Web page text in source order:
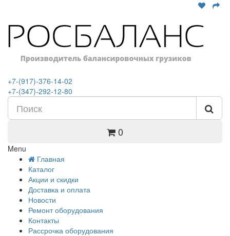
+7-(917)-376-14-02
+7-(347)-292-12-80
0
Menu
Главная
Каталог
Акции и скидки
Доставка и оплата
Новости
Ремонт оборудования
Контакты
Рассрочка оборудования